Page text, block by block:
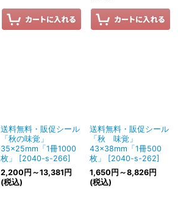
送料無料・販促シール
「秋の味覚」
35×25mm「1冊1000
枚」
[2040-s-266]
2,200円 ～13,381円
(税込)
送料無料・販促シール
「秋 味覚」
43×38mm「1冊500
枚」
[2040-s-262]
1,650円 ～8,826円
(税込)